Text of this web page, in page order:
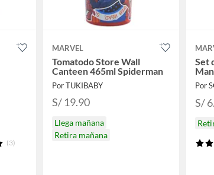
(3)
MARVEL
Tomatodo Store Wall
Canteen 465ml Spiderman
Por TUKIBABY
S/ 19.90
Llega mañana
Retira mañana
Set
Man
Por
S/